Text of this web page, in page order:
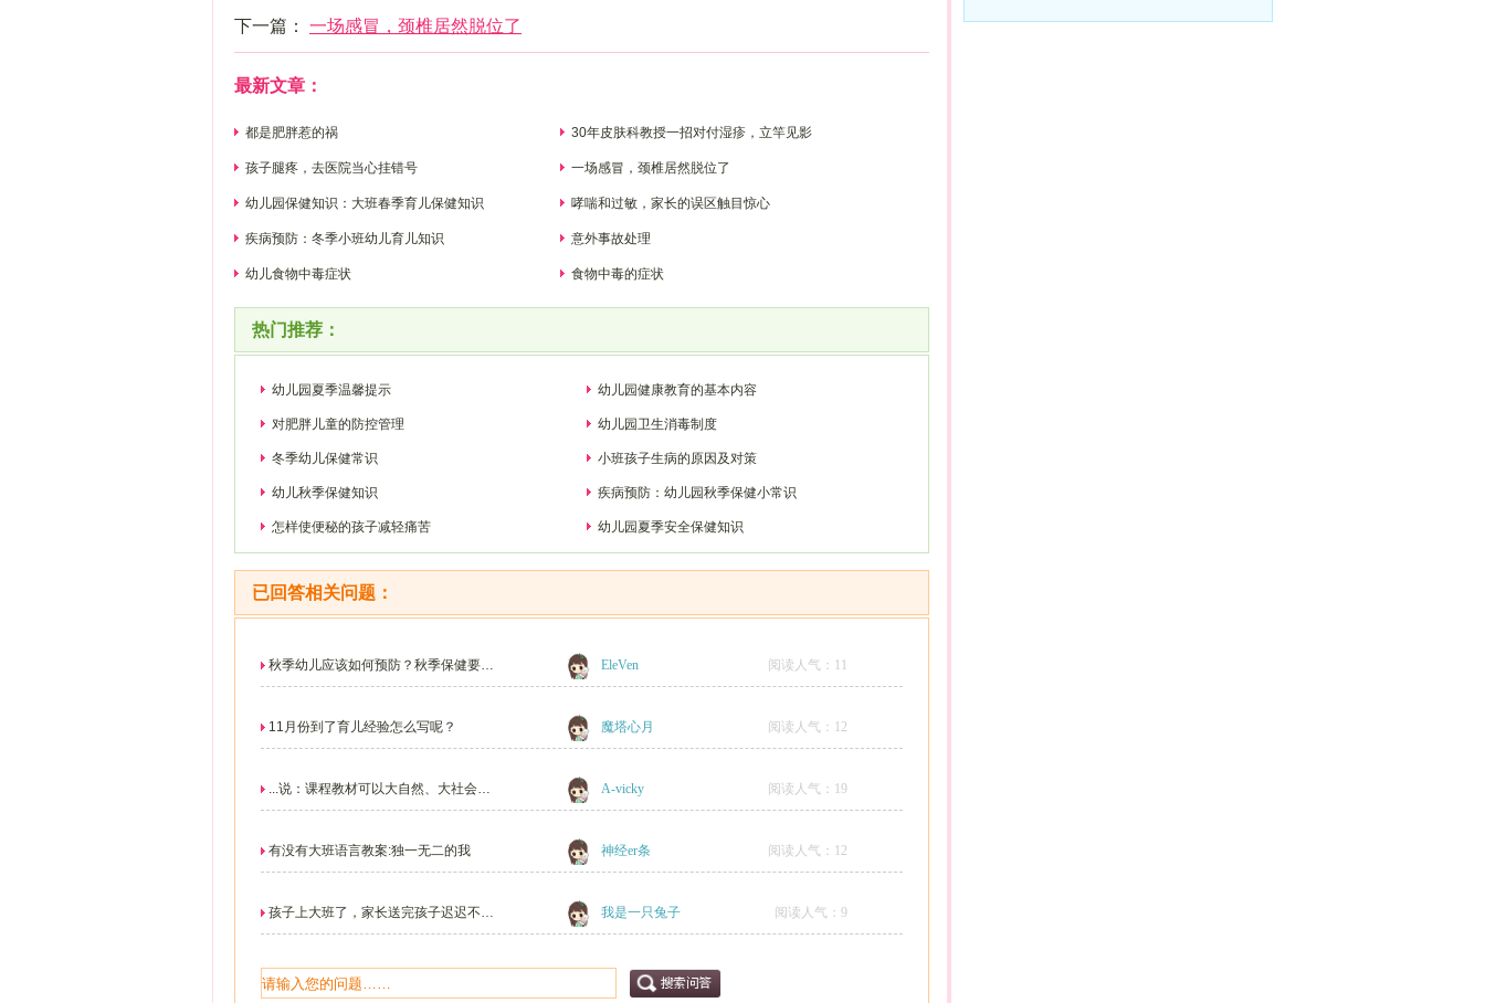
下一篇： 一场感冒，颈椎居然脱位了
最新文章：
都是肥胖惹的祸 30年皮肤科教授一招对付湿疹，立竿见影
孩子腿疼，去医院当心挂错号 一场感冒，颈椎居然脱位了
幼儿园保健知识：大班春季育儿保健知识 哮喘和过敏，家长的误区触目惊心
疾病预防：冬季小班幼儿育儿知识 意外事故处理
幼儿食物中毒症状 食物中毒的症状
热门推荐：
幼儿园夏季温馨提示 幼儿园健康教育的基本内容
对肥胖儿童的防控管理 幼儿园卫生消毒制度
冬季幼儿保健常识 小班孩子生病的原因及对策
幼儿秋季保健知识 疾病预防：幼儿园秋季保健小常识
怎样使便秘的孩子减轻痛苦 幼儿园夏季安全保健知识
已回答相关问题：
秋季幼儿应该如何预防？秋季保健要注 EleVen 阅读人气： 11
11月份到了育儿经验怎么写呢？ 魔塔心月 阅读人气： 12
...说：课程教材可以大自然、大社会为 A-vicky 阅读人气： 19
有没有大班语言教案:独一无二的我 神经er条 阅读人气： 12
孩子上大班了，家长送完孩子迟迟不肯 我是一只兔子 阅读人气： 9
本，向快乐出发！